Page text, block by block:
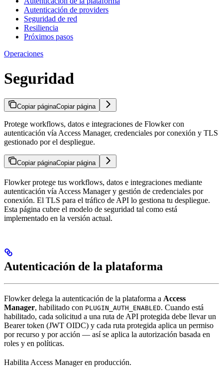
Autenticación de providers
Seguridad de red
Resiliencia
Próximos pasos
Operaciones
Seguridad
Copiar páginaCopiar página
Protege workflows, datos e integraciones de Flowker con
autenticación vía Access Manager, credenciales por conexión y TLS
gestionado por el despliegue.
Copiar páginaCopiar página
Flowker protege tus workflows, datos e integraciones mediante
autenticación vía Access Manager y gestión de credenciales por
conexión. El TLS para el tráfico de API lo gestiona tu despliegue.
Esta página cubre el modelo de seguridad tal como está
implementado en la versión actual.
Autenticación de la plataforma
Flowker delega la autenticación de la plataforma a Access
Manager, habilitado con PLUGIN_AUTH_ENABLED. Cuando está
habilitado, cada solicitud a una ruta de API protegida debe llevar un
Bearer token (JWT OIDC) y cada ruta protegida aplica un permiso
por recurso y por acción — así se aplica la autorización basada en
roles y en políticas.
Habilita Access Manager en producción.